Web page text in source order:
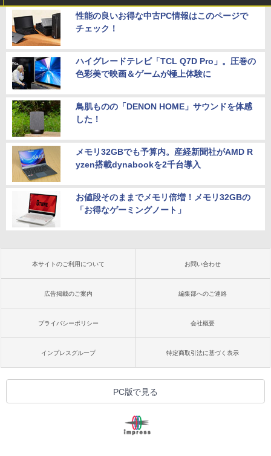
性能の良いお得な中古PC情報はこのページで
チェック！
ハイグレードテレビ「TCL Q7D Pro」。圧巻の
色彩美で映画＆ゲームが極上体験に
鳥肌ものの「DENON HOME」サウンドを体感
した！
メモリ32GBでも予算内。産経新聞社がAMD R
yzen搭載dynabookを2千台導入
お値段そのままでメモリ倍増！メモリ32GBの
「お得なゲーミングノート」
本サイトのご利用について お問い合わせ
広告掲載のご案内 編集部へのご連絡
プライバシーポリシー 会社概要
インプレスグループ 特定商取引法に基づく表示
PC版で見る